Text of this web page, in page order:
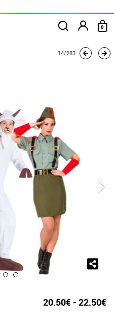
0
14/283
20.50€ - 22.50€